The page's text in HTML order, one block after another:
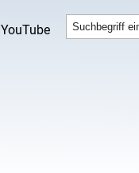
YouTube